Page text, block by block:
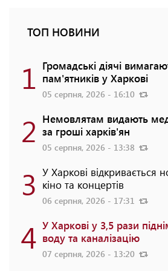
ТОП НОВИНИ
1 Громадські діячі
пам'ятників у Харкові
05 серпня, 2026 - 16:10
2 Немовлятам видають
за гроші харків'ян
05 серпня, 2026 - 13:38
3 У Харкові відкривається
кіно та концертів
06 серпня, 2026 - 17:31
4 У Харкові у 3,5 рази
воду та каналізацію
07 серпня, 2026 - 13:20